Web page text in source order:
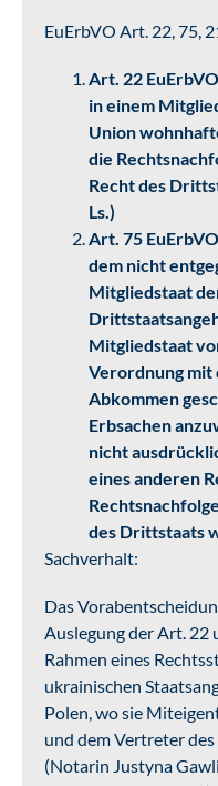
EuErbVO Art. 22, 75,
Art. 22
in einem
Union
die
Recht des
Ls.)
Art. 75
dem nicht
Mitgliedstaat
Mitgliedstaat
Verordnung mit
Abkommen
Erbsachen
nicht
eines anderen
des Drittstaats
Sachverhalt:
Das
Auslegung der Art. 22
Rahmen eines
ukrainischen
Polen, wo sie
und dem Vertreter
(Notarin Justyna